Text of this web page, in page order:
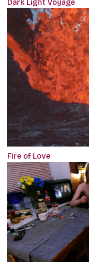
Dark Light Voyage
Fire of Love